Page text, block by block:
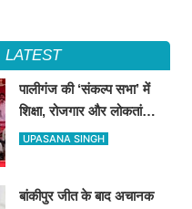
LATEST
पालीगंज की ‘संकल्प सभा’ में
शिक्षा, रोजगार और लोकतांत्रिक
अधिकारों की गूंज, दीपंकर
UPASANA SINGH
बांकीपुर जीत के बाद अचानक